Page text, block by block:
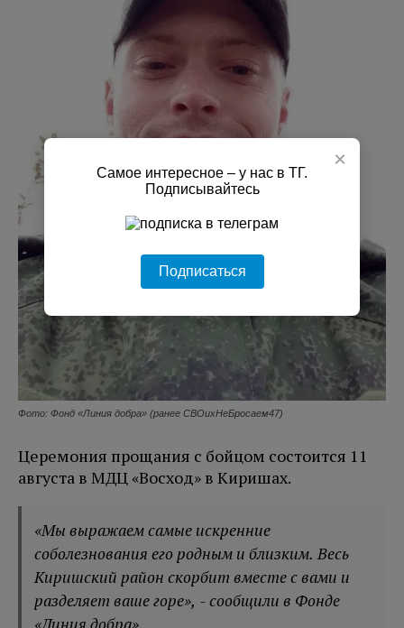
Фото: Фонд «Линия добра» (ранее СВОихНеБросаем47)
Церемония прощания с бойцом состоится 11
августа в МДЦ «Восход» в Киришах.
«Мы выражаем самые искренние
соболезнования его родным и близким. Весь
Киришский район скорбит вместе с вами и
разделяет ваше горе», - сообщили в Фонде
×
Самое интересное – у нас в ТГ.
Подписывайтесь
Подписаться